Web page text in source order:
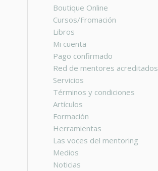
Boutique Online
Cursos/Fromación
Libros
Mi cuenta
Pago confirmado
Red de mentores acreditados
Servicios
Términos y condiciones
Artículos
Formación
Herramientas
Las voces del mentoring
Medios
Noticias